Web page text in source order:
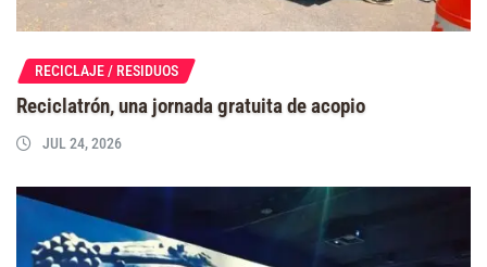
RECICLAJE / RESIDUOS
Reciclatrón, una jornada gratuita de acopio
JUL 24, 2026